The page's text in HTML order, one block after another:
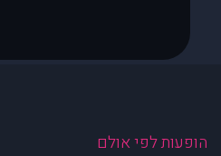
הופעות לפי אולם